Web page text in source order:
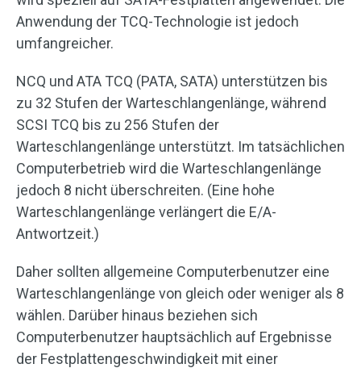
Anwendung der TCQ-Technologie ist jedoch
umfangreicher.
NCQ und ATA TCQ (PATA, SATA) unterstützen bis
zu 32 Stufen der Warteschlangenlänge, während
SCSI TCQ bis zu 256 Stufen der
Warteschlangenlänge unterstützt. Im tatsächlichen
Computerbetrieb wird die Warteschlangenlänge
jedoch 8 nicht überschreiten. (Eine hohe
Warteschlangenlänge verlängert die E/A-
Antwortzeit.)
Daher sollten allgemeine Computerbenutzer eine
Warteschlangenlänge von gleich oder weniger als 8
wählen. Darüber hinaus beziehen sich
Computerbenutzer hauptsächlich auf Ergebnisse
der Festplattengeschwindigkeit mit einer